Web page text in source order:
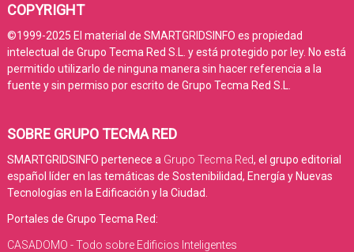
COPYRIGHT
©1999-2025 El material de SMARTGRIDSINFO es propiedad
intelectual de Grupo Tecma Red S.L. y está protegido por ley. No está
permitido utilizarlo de ninguna manera sin hacer referencia a la
fuente y sin permiso por escrito de Grupo Tecma Red S.L.
SOBRE GRUPO TECMA RED
SMARTGRIDSINFO pertenece a Grupo Tecma Red, el grupo editorial
español líder en las temáticas de Sostenibilidad, Energía y Nuevas
Tecnologías en la Edificación y la Ciudad.
Portales de Grupo Tecma Red:
CASADOMO - Todo sobre Edificios Inteligentes